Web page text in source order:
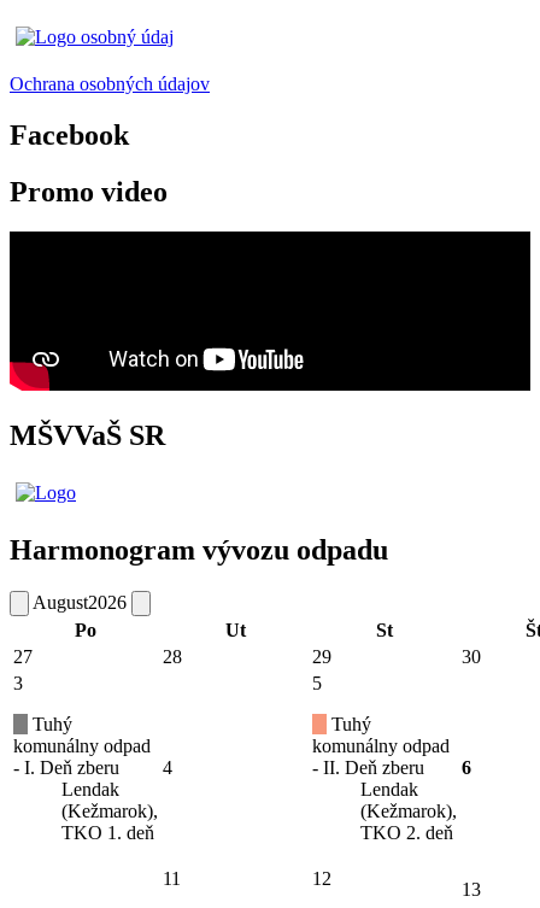
Ochrana osobných údajov
Facebook
Promo video
MŠVVaŠ SR
Harmonogram vývozu odpadu
August2026
Po
Ut St
27
28 29
30
3
Tuhý
komunálny odpad
- I. Deň zberu
Lendak
(Kežmarok),
TKO 1. deň
4
5
Tuhý
komunálny odpad
- II. Deň zberu
Lendak
(Kežmarok),
TKO 2. deň
6
11 12
13